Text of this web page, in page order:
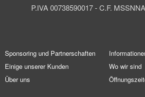
P.IVA 00738590017 - C.F.
Sponsoring und Partnerschaften
Einige unserer Kunden
Über uns
Wo wir sind